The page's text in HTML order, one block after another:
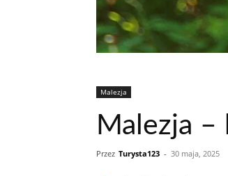
Malezja
Malezja
Przez Turysta123 - 30 maja, 2025